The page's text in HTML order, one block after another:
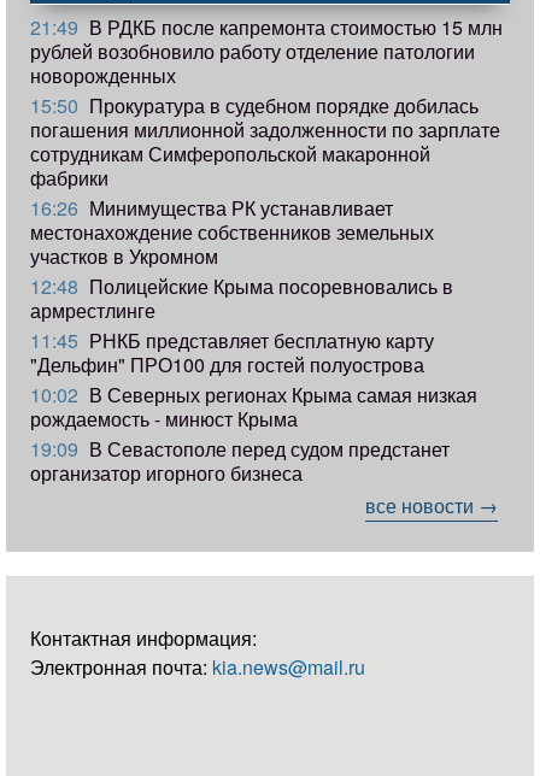
21:49 В РДКБ после капремонта стоимостью 15 млн
рублей возобновило работу отделение патологии
новорожденных
15:50 Прокуратура в судебном порядке добилась
погашения миллионной задолженности по зарплате
сотрудникам Симферопольской макаронной
фабрики
16:26 Минимущества РК устанавливает
местонахождение собственников земельных
участков в Укромном
12:48 Полицейские Крыма посоревновались в
армрестлинге
11:45 РНКБ представляет бесплатную карту
"Дельфин" ПРО100 для гостей полуострова
10:02 В Северных регионах Крыма самая низкая
рождаемость - минюст Крыма
19:09 В Севастополе перед судом предстанет
организатор игорного бизнеса
все новости →
Контактная информация:
Электронная почта: kia.news@mail.ru